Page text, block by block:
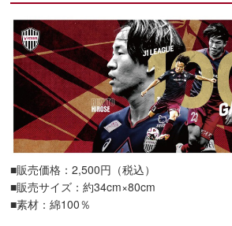
■販売価格：2,500円（税込）
■販売サイズ：約34cm×80cm
■素材：綿100％